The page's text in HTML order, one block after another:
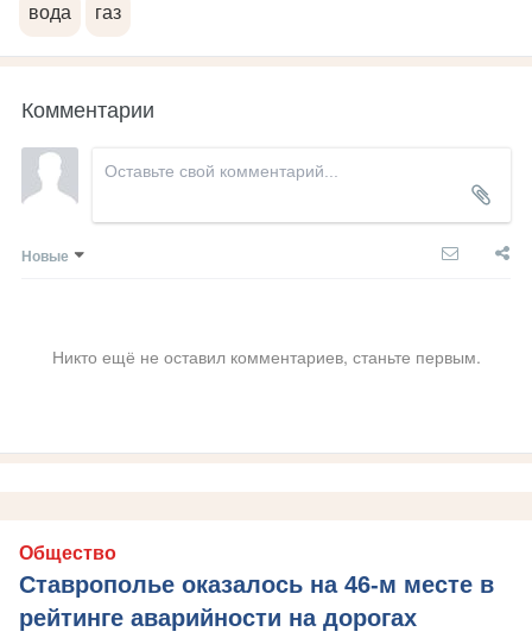
вода газ
Комментарии
Новые
Никто ещё не оставил комментариев, станьте первым.
Общество
Ставрополье оказалось на 46-м месте в
рейтинге аварийности на дорогах